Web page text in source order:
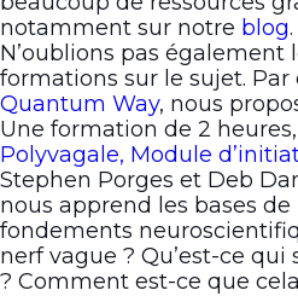
notamment sur notre blog.
N’oublions pas également
formations sur le sujet. Par
Quantum Way, nous
Une formation de 2 heures,
Polyvagale, Module
Stephen Porges et Deb
nous apprend les bases de
fondements
nerf vague ? Qu’est-ce qui
? Comment est-ce que